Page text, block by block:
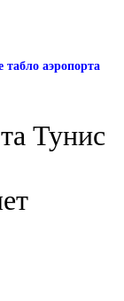
табло аэропорта
Тунис